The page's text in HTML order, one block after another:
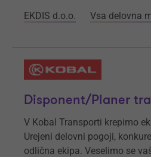
EKDIS d.o.o. Vsa delovna
Disponent/Planer
V Kobal Transporti krepimo
Urejeni delovni pogoji,
odlična ekipa. Veselimo se